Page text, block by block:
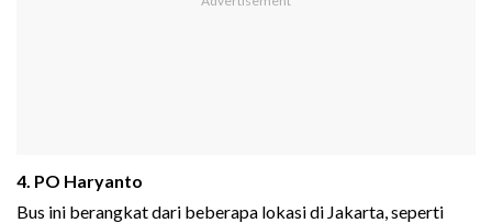
4. PO Haryanto
Bus ini berangkat dari beberapa lokasi di Jakarta, seperti